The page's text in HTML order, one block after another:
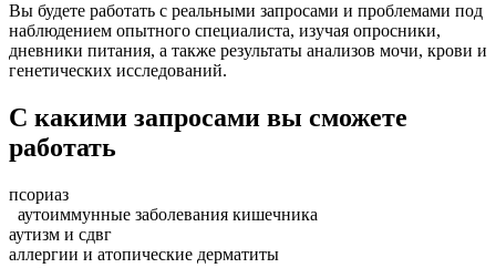
Вы будете работать с реальными запросами и проблемами под
наблюдением опытного специалиста, изучая опросники,
дневники питания, а также результаты анализов мочи, крови и
генетических исследований.
С какими запросами вы сможете
работать
псориаз
аутоиммунные заболевания кишечника
аутизм и сдвг
аллергии и атопические дерматиты